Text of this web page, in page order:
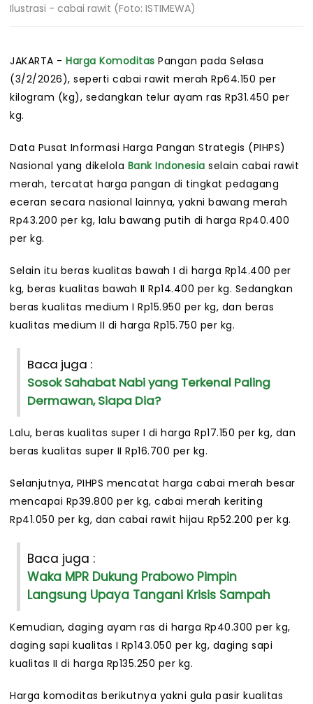
Ilustrasi - cabai rawit (Foto: ISTIMEWA)
JAKARTA - Harga Komoditas Pangan pada Selasa
(3/2/2026), seperti cabai rawit merah Rp64.150 per
kilogram (kg), sedangkan telur ayam ras Rp31.450 per
kg.
Data Pusat Informasi Harga Pangan Strategis (PIHPS)
Nasional yang dikelola Bank Indonesia selain cabai rawit
merah, tercatat harga pangan di tingkat pedagang
eceran secara nasional lainnya, yakni bawang merah
Rp43.200 per kg, lalu bawang putih di harga Rp40.400
per kg.
Selain itu beras kualitas bawah I di harga Rp14.400 per
kg, beras kualitas bawah II Rp14.400 per kg. Sedangkan
beras kualitas medium I Rp15.950 per kg, dan beras
kualitas medium II di harga Rp15.750 per kg.
Baca juga :
Sosok Sahabat Nabi yang Terkenal Paling
Dermawan, Siapa Dia?
Lalu, beras kualitas super I di harga Rp17.150 per kg, dan
beras kualitas super II Rp16.700 per kg.
Selanjutnya, PIHPS mencatat harga cabai merah besar
mencapai Rp39.800 per kg, cabai merah keriting
Rp41.050 per kg, dan cabai rawit hijau Rp52.200 per kg.
Baca juga :
Waka MPR Dukung Prabowo Pimpin
Langsung Upaya Tangani Krisis Sampah
Kemudian, daging ayam ras di harga Rp40.300 per kg,
daging sapi kualitas I Rp143.050 per kg, daging sapi
kualitas II di harga Rp135.250 per kg.
Harga komoditas berikutnya yakni gula pasir kualitas